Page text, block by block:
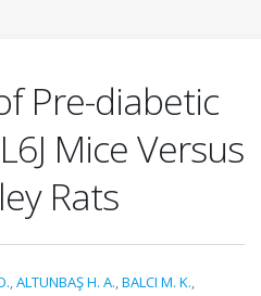
Pre-diabetic
Mice Versus
Rats
,ALTUNBAŞ H. A.,BALCI M. K.,